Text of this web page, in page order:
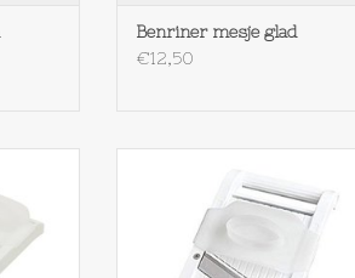
Benriner mesje glad
€12,50
Jumbo Benriner No. 120 mm
TOEVOEGEN AAN WINKELWAGEN